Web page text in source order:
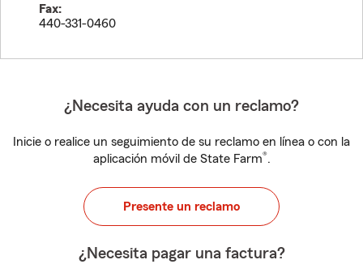
Fax:
440-331-0460
¿Necesita ayuda con un reclamo?
Inicie o realice un seguimiento de su reclamo en línea o con la
aplicación móvil de State Farm®.
Presente un reclamo
¿Necesita pagar una factura?